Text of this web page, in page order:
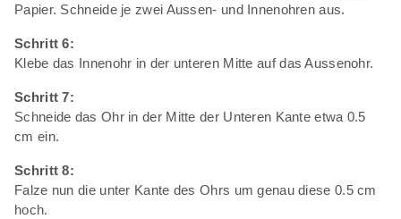
Papier. Schneide je zwei Aussen- und Innenohren aus.
Schritt 6:
Klebe das Innenohr in der unteren Mitte auf das Aussenohr.
Schritt 7:
Schneide das Ohr in der Mitte der Unteren Kante etwa 0.5
cm ein.
Schritt 8:
Falze nun die unter Kante des Ohrs um genau diese 0.5 cm
hoch.